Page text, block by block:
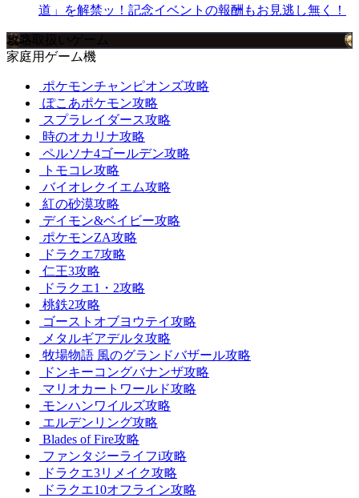
道」を解禁ッ！記念イベントの報酬もお見逃し無く！
攻略取扱いゲーム
家庭用ゲーム機
ポケモンチャンピオンズ攻略
ぽこあポケモン攻略
スプラレイダース攻略
時のオカリナ攻略
ペルソナ4ゴールデン攻略
トモコレ攻略
バイオレクイエム攻略
紅の砂漠攻略
デイモン&ベイビー攻略
ポケモンZA攻略
ドラクエ7攻略
仁王3攻略
ドラクエ1・2攻略
桃鉄2攻略
ゴーストオブヨウテイ攻略
メタルギアデルタ攻略
牧場物語 風のグランドバザール攻略
ドンキーコングバナンザ攻略
マリオカートワールド攻略
モンハンワイルズ攻略
エルデンリング攻略
Blades of Fire攻略
ファンタジーライフi攻略
ドラクエ3リメイク攻略
ドラクエ10オフライン攻略